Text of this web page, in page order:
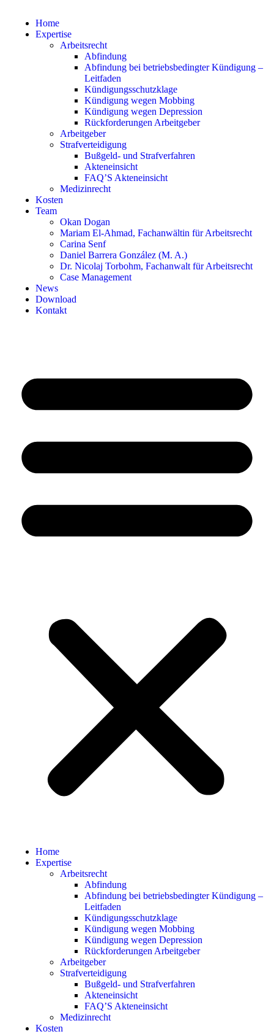
Home
Expertise
Arbeitsrecht
Abfindung
Abfindung bei betriebsbedingter Kündigung –
Leitfaden
Kündigungsschutzklage
Kündigung wegen Mobbing
Kündigung wegen Depression
Rückforderungen Arbeitgeber
Arbeitgeber
Strafverteidigung
Bußgeld- und Strafverfahren
Akteneinsicht
FAQ’S Akteneinsicht
Medizinrecht
Kosten
Team
Okan Dogan
Mariam El-Ahmad, Fachanwältin für Arbeitsrecht
Carina Senf
Daniel Barrera González (M. A.)
Dr. Nicolaj Torbohm, Fachanwalt für Arbeitsrecht
Case Management
News
Download
Kontakt
Home
Expertise
Arbeitsrecht
Abfindung
Abfindung bei betriebsbedingter Kündigung –
Leitfaden
Kündigungsschutzklage
Kündigung wegen Mobbing
Kündigung wegen Depression
Rückforderungen Arbeitgeber
Arbeitgeber
Strafverteidigung
Bußgeld- und Strafverfahren
Akteneinsicht
FAQ’S Akteneinsicht
Medizinrecht
Kosten